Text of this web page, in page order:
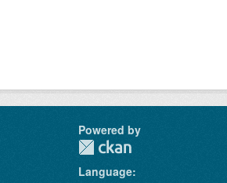
Powered by
Language